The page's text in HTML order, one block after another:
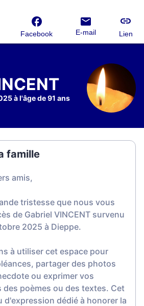
Facebook E-mail Lien
à l'âge de 91 ans
famille
amis,
tristesse que nous vous
de Gabriel VINCENT survenu
2025 à Dieppe.
à utiliser cet espace pour
partager des photos
ou exprimer vos
des poèmes ou des textes. Cet
d'expression dédié à honorer la